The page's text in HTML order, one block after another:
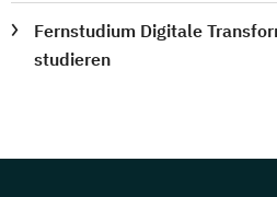
Fernstudium Digitale
studieren